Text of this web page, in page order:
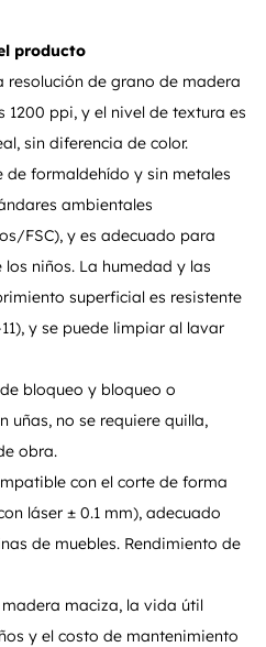
producto
resolución de grano de madera
ppi, y el nivel de textura es
sin diferencia de color.
de formaldehído y sin metales
ambientales
FSC), y es adecuado para
niños. La humedad y las
superficial es resistente
y se puede limpiar al lavar
bloqueo y bloqueo o
uñas, no se requiere quilla,
obra.
con el corte de forma
láser ± 0.1 mm), adecuado
de muebles. Rendimiento de
maciza, la vida útil
y el costo de mantenimiento